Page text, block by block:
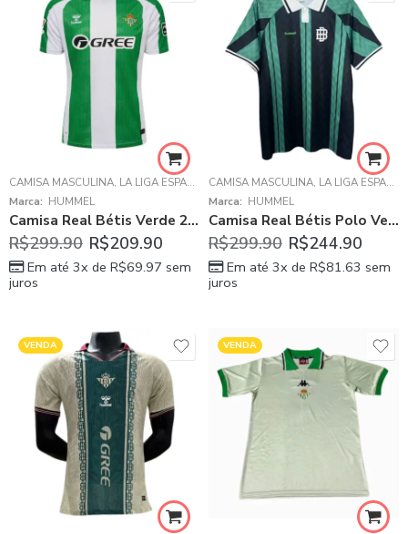
CAMISA MASCULINA, LA LIGA ESPANHOLA ,REAL BÉTIS
Marca: HUMMEL
Camisa Real Bétis Verde 2025/26 Home Masculina
R$299.90 R$209.90
Em até 3x de R$69.97 sem
juros
CAMISA MASCULINA, LA LIGA ESPANHOLA
Marca: HUMMEL
Camisa Real Bétis Polo Verde 2025/26 Home Masculina
R$299.90 R$244.90
Em até 3x de R$81.63 sem
juros
VENDA VENDA